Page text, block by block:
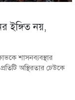
ইঙ্গিত নয়,
শাসনব্যবস্থার
অস্থিরতার ঢেউকে